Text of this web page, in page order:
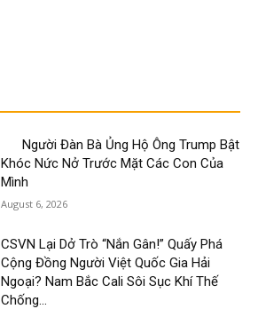
Người Đàn Bà Ủng Hộ Ông Trump Bật
Khóc Nức Nở Trước Mặt Các Con Của
Mình
August 6, 2026
CSVN Lại Dở Trò “Nắn Gân!” Quấy Phá
Cộng Đồng Người Việt Quốc Gia Hải
Ngoại? Nam Bắc Cali Sôi Sục Khí Thế
Chống...